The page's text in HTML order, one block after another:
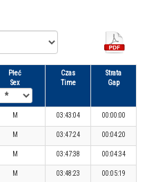
Płeć
Sex
Czas
Time
Strata
Gap
M 03:43:04 00:00:00
M 03:47:24 00:04:20
M 03:47:38 00:04:34
M 03:48:23 00:05:19